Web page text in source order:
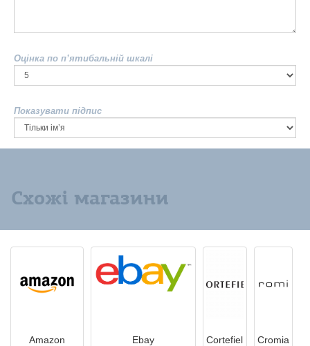
Оцінка по п’ятибальній шкалі
Показувати підпис
Схожі магазини
Amazon Ebay Cortefiel Cromia